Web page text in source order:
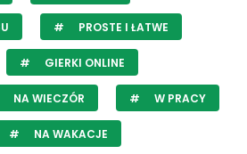
PROSTE I ŁATWE
GIERKI ONLINE
NA WIECZÓR W PRACY
NA WAKACJE